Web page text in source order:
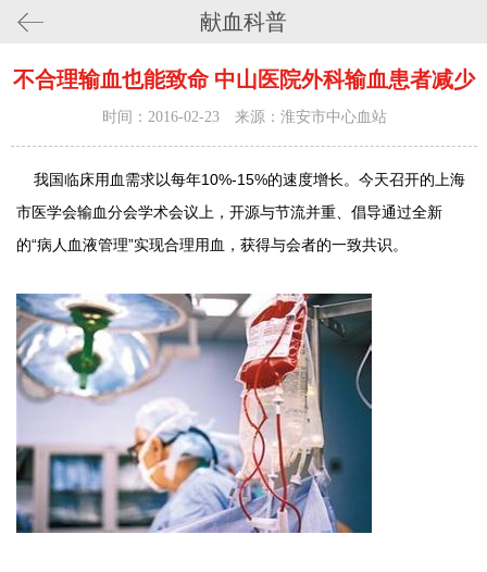
献血科普
不合理输血也能致命 中山医院外科输血患者减少
时间：2016-02-23 来源：淮安市中心血站
我国临床用血需求以每年10%-15%的速度增长。今天召开的上海
市医学会输血分会学术会议上，开源与节流并重、倡导通过全新
的“病人血液管理”实现合理用血，获得与会者的一致共识。